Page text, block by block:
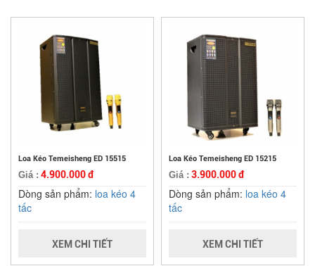
Loa Kéo Temeisheng ED 15515
Giá : 4.900.000 đ
Dòng sản phẩm: loa kéo 4
tấc
XEM CHI TIẾT
Loa Kéo Temeisheng ED 15215
Giá : 3.900.000 đ
Dòng sản phẩm: loa kéo 4
tấc
XEM CHI TIẾT